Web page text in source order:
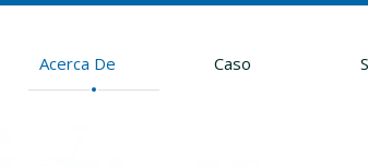
Acerca De Caso